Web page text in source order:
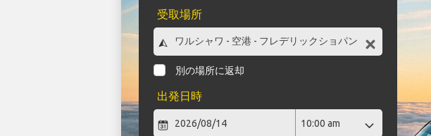
受取場所
別の場所に返却
出発日時